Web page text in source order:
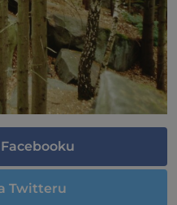
Twitteru